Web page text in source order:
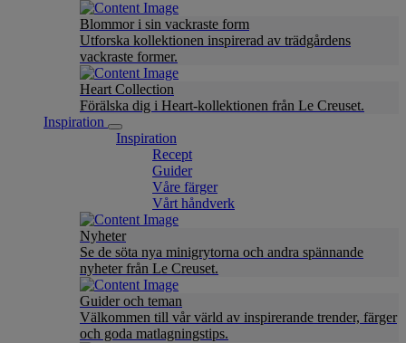
Blommor i sin vackraste form
Utforska kollektionen inspirerad av trädgårdens
vackraste former.
Heart Collection
Förälska dig i Heart-kollektionen från Le Creuset.
Inspiration
Inspiration
Recept
Guider
Våre färger
Vårt håndverk
Nyheter
Se de söta nya minigrytorna och andra spännande
nyheter från Le Creuset.
Guider och teman
Välkommen till vår värld av inspirerande trender, färger
och goda matlagningstips.